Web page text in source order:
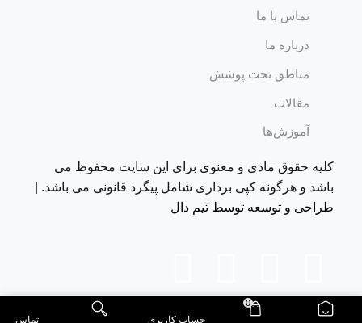
تماس با ما
درباره ما
مناطق تحت پوشش
مقالات
آموزش‌ها
کلیه حقوق مادی و معنوی برای این سایت محفوظ می
باشد و هرگونه کپی برداری شامل پیگرد قانونی می باشد. |
طراحی و توسعه توسط تیم دال
0
حساب کاربری تماس